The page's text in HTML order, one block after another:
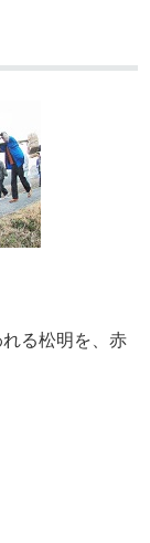
る松明を、赤